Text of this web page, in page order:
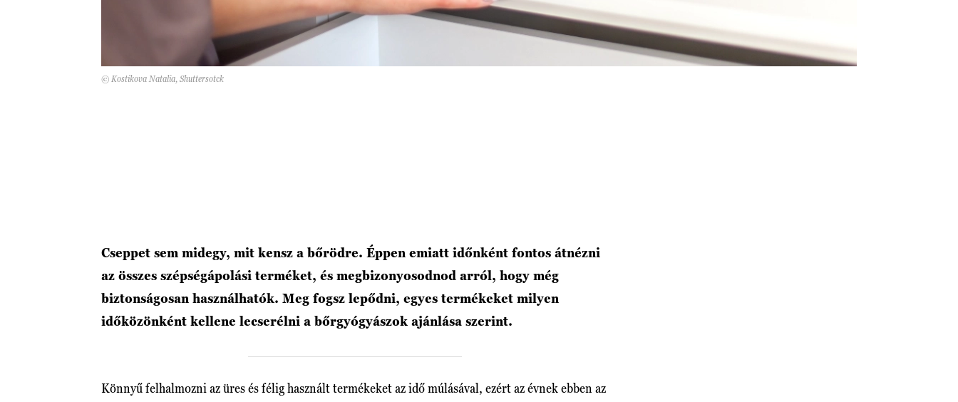
© Kostikova Natalia, Shuttersotck
Cseppet sem midegy, mit kensz a bőrödre. Éppen emiatt időnként fontos átnézni
az összes szépségápolási terméket, és megbizonyosodnod arról, hogy még
biztonságosan használhatók. Meg fogsz lepődni, egyes termékeket milyen
időközönként kellene lecserélni a bőrgyógyászok ajánlása szerint.
Könnyű felhalmozni az üres és félig használt termékeket az idő múlásával, ezért az évnek ebben az